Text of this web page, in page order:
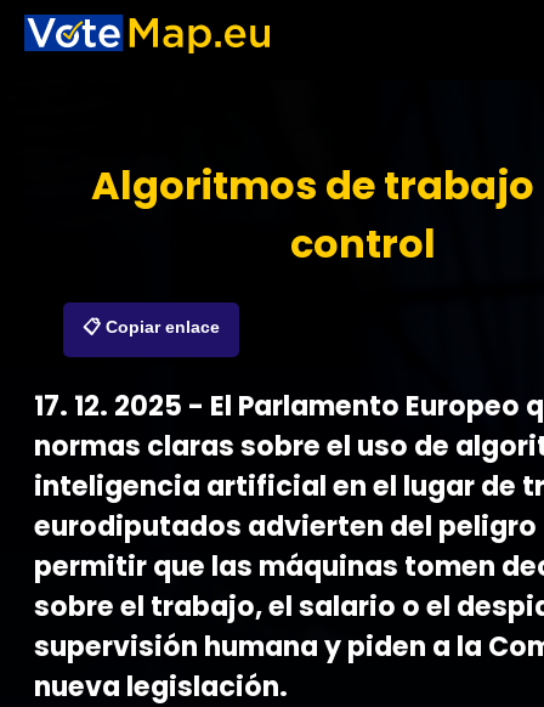
Algoritmos de
control
📋 Copiar enlace
17. 12. 2025 - El Parlamento Europeo
normas claras sobre el uso de
inteligencia artificial en el lugar de
eurodiputados advierten del peligro
permitir que las máquinas tomen
sobre el trabajo, el salario o el
supervisión humana y piden a la
nueva legislación.